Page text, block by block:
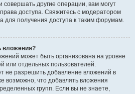
другие операции, вам могут
доступа. Свяжитесь с модератором
для получения доступа к таким форумам.
вложения?
может быть организована на уровне
или отдельных пользователей.
не разрешить добавление вложений в
возможно, что добавлять вложения
групп. Если вы не знаете,